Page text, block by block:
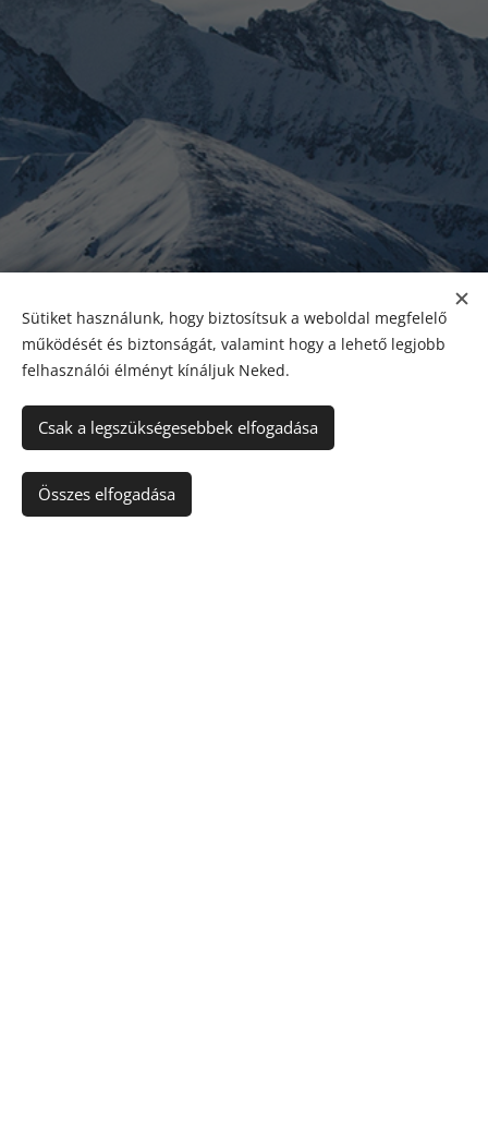
Sütiket használunk, hogy biztosítsuk a weboldal megfelelő
működését és biztonságát, valamint hogy a lehető legjobb
felhasználói élményt kínáljuk Neked.
Csak a legszükségesebbek elfogadása
Összes elfogadása